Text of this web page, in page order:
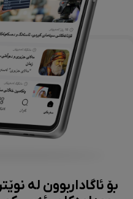
بۆ ئاگاداربوون لە